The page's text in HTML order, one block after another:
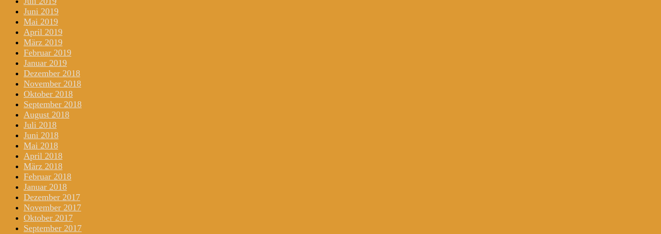
Juni 2019
Mai 2019
April 2019
März 2019
Februar 2019
Januar 2019
Dezember 2018
November 2018
Oktober 2018
September 2018
August 2018
Juli 2018
Juni 2018
Mai 2018
April 2018
März 2018
Februar 2018
Januar 2018
Dezember 2017
November 2017
Oktober 2017
September 2017